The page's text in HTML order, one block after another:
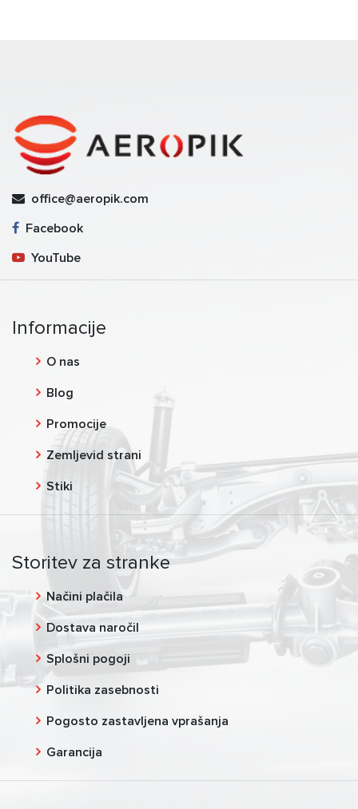
office@aeropik.com
Facebook
YouTube
Informacije
O nas
Blog
Promocije
Zemljevid strani
Stiki
Storitev za stranke
Načini plačila
Dostava naročil
Splošni pogoji
Politika zasebnosti
Pogosto zastavljena vprašanja
Garancija